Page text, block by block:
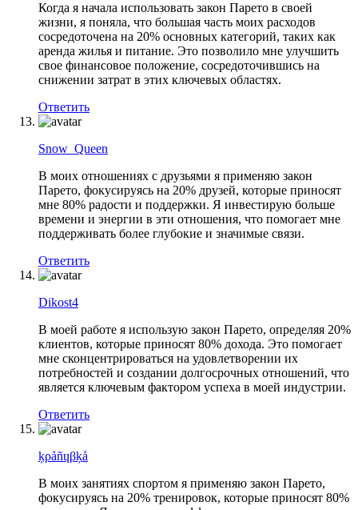
Когда я начала использовать закон Парето в своей
жизни, я поняла, что большая часть моих расходов
сосредоточена на 20% основных категорий, таких как
аренда жилья и питание. Это позволило мне улучшить
свое финансовое положение, сосредоточившись на
снижении затрат в этих ключевых областях.
Ответить
Snow_Queen
В моих отношениях с друзьями я применяю закон
Парето, фокусируясь на 20% друзей, которые приносят
мне 80% радости и поддержки. Я инвестирую больше
времени и энергии в эти отношения, что помогает мне
поддерживать более глубокие и значимые связи.
Ответить
Dikost4
В моей работе я использую закон Парето, определяя 20%
клиентов, которые приносят 80% дохода. Это помогает
мне сконцентрироваться на удовлетворении их
потребностей и создании долгосрочных отношений, что
является ключевым фактором успеха в моей индустрии.
Ответить
ķρåñɥβķå
В моих занятиях спортом я применяю закон Парето,
фокусируясь на 20% тренировок, которые приносят 80%